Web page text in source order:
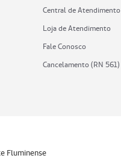
Central de Atendimento
Loja de Atendimento
Fale Conosco
Cancelamento (RN 561)
Fluminense